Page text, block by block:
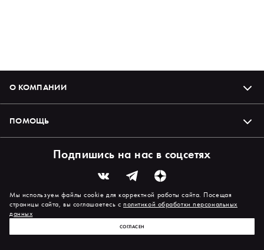
О КОМПАНИИ
ПОМОЩЬ
Подпишись на нас в соцсетях
Мы используем файлы cookie для корректной работы сайта. Посещая
страницы сайта, вы соглашаетесь сполитикой обработки персональных
данных
СОГЛАСЕН